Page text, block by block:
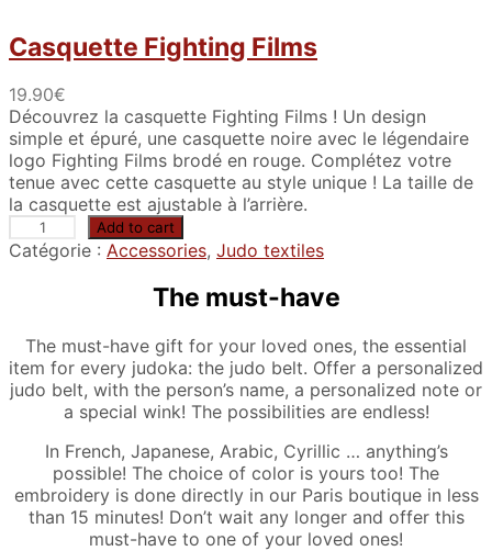
Casquette Fighting Films
19.90€
Découvrez la casquette Fighting Films ! Un design
simple et épuré, une casquette noire avec le légendaire
logo Fighting Films brodé en rouge. Complétez votre
tenue avec cette casquette au style unique ! La taille de
la casquette est ajustable à l’arrière.
a
t
t
e
h
Add to cart
Catégorie : Accessories, Judo textiles
The must-have
The must-have gift for your loved ones, the essential
item for every judoka: the judo belt. Offer a personalized
judo belt, with the person’s name, a personalized note or
a special wink! The possibilities are endless!
In French, Japanese, Arabic, Cyrillic … anything’s
possible! The choice of color is yours too! The
embroidery is done directly in our Paris boutique in less
than 15 minutes! Don’t wait any longer and offer this
must-have to one of your loved ones!